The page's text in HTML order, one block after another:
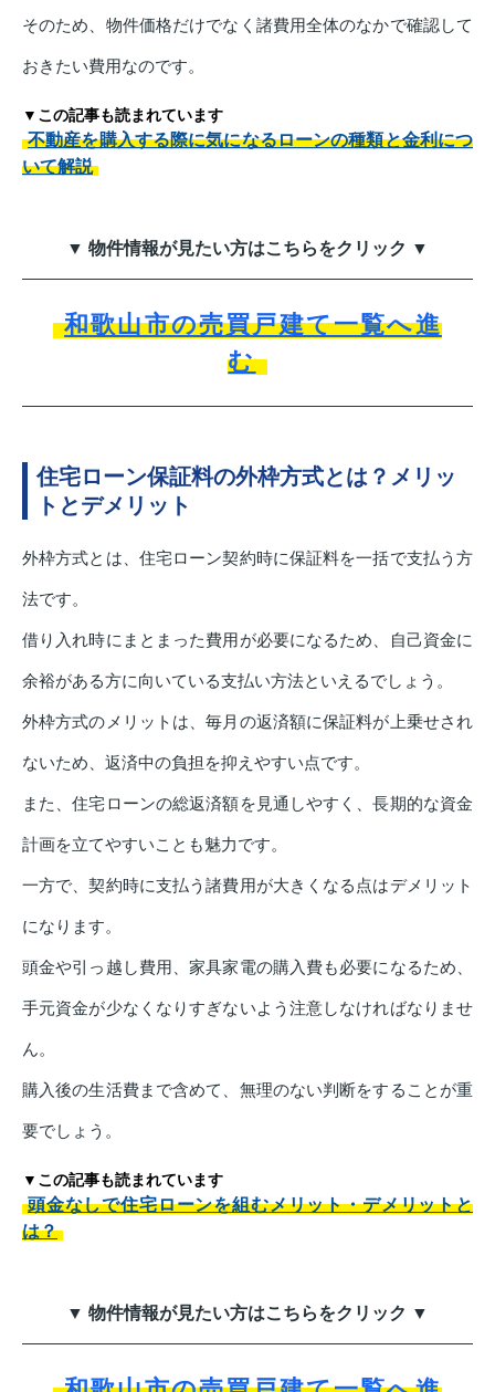
そのため、物件価格だけでなく諸費用全体のなかで確認して
おきたい費用なのです。
▼この記事も読まれています
不動産を購入する際に気になるローンの種類と金利につ
いて解説
▼ 物件情報が見たい方はこちらをクリック ▼
和歌山市の売買戸建て一覧へ進
む
住宅ローン保証料の外枠方式とは？メリッ
トとデメリット
外枠方式とは、住宅ローン契約時に保証料を一括で支払う方
法です。
借り入れ時にまとまった費用が必要になるため、自己資金に
余裕がある方に向いている支払い方法といえるでしょう。
外枠方式のメリットは、毎月の返済額に保証料が上乗せされ
ないため、返済中の負担を抑えやすい点です。
また、住宅ローンの総返済額を見通しやすく、長期的な資金
計画を立てやすいことも魅力です。
一方で、契約時に支払う諸費用が大きくなる点はデメリット
になります。
頭金や引っ越し費用、家具家電の購入費も必要になるため、
手元資金が少なくなりすぎないよう注意しなければなりませ
ん。
購入後の生活費まで含めて、無理のない判断をすることが重
要でしょう。
▼この記事も読まれています
頭金なしで住宅ローンを組むメリット・デメリットと
は？
▼ 物件情報が見たい方はこちらをクリック ▼